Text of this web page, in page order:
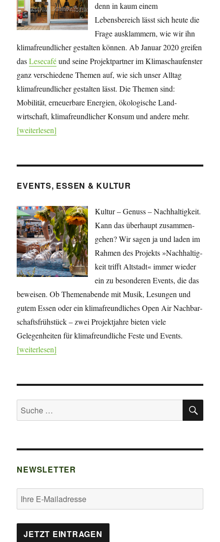
denn in kaum einem
Lebensbereich lässt sich heute die
Frage ausklammern, wie wir ihn
klimafreundlicher gestalten können. Ab Januar 2020 greifen
dasLesecaféund seine Projekt­partner im Klimaschaufenster
ganz verschiedene Themen auf, wie sich unser Alltag
klimafreundlicher gestalten lässt. Die Themen sind:
Mobilität, erneuerbare Energien, öko­lo­gische Land­
wirtschaft, klima­freundlicher Konsum und andere mehr.
[weiterlesen]
EVENTS, ESSEN & KULTUR
Kultur – Genuss – Nachhaltigkeit.
Kann das überhaupt zusammen­
gehen? Wir sagen ja und laden im
Rahmen des Projekts »Nach­haltig­
keit trifft Altstadt« immer wieder
ein zu besonderen Events, die das
beweisen. Ob Themenabende mit Musik, Lesungen und
gutem Essen oder ein klimafreundliches Open Air Nachbar­
schafts­frühstück – zwei Projekt­jahre bieten viele
Gelegenheiten für klima­freundliche Feste und Events.
[weiterlesen]
Suche
nach:
NEWSLETTER